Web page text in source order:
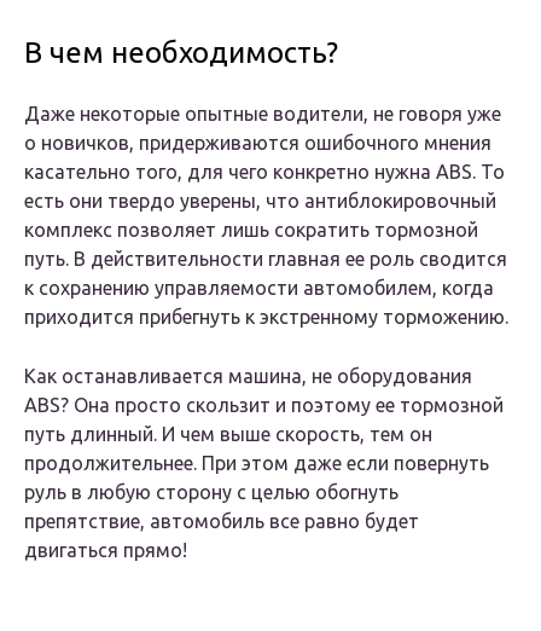
В чем необходимость?
Даже некоторые опытные водители, не говоря уже
о новичков, придерживаются ошибочного мнения
касательно того, для чего конкретно нужна ABS. То
есть они твердо уверены, что антиблокировочный
комплекс позволяет лишь сократить тормозной
путь. В действительности главная ее роль сводится
к сохранению управляемости автомобилем, когда
приходится прибегнуть к экстренному торможению.
Как останавливается машина, не оборудования
ABS? Она просто скользит и поэтому ее тормозной
путь длинный. И чем выше скорость, тем он
продолжительнее. При этом даже если повернуть
руль в любую сторону с целью обогнуть
препятствие, автомобиль все равно будет
двигаться прямо!